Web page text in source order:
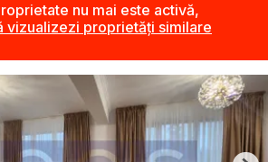
nu mai este activă,
vizualizezi proprietăți similare